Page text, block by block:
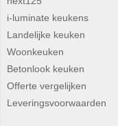
i-luminate keukens
Landelijke keuken
Woonkeuken
Betonlook keuken
Offerte vergelijken
Leveringsvoorwaarden